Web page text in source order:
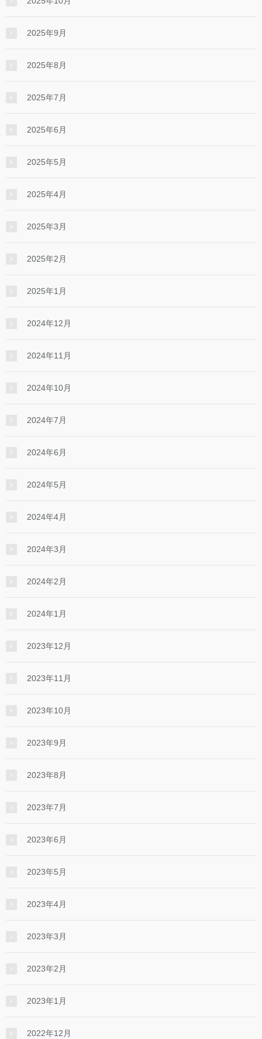
2025年9月
2025年8月
2025年7月
2025年6月
2025年5月
2025年4月
2025年3月
2025年2月
2025年1月
2024年12月
2024年11月
2024年10月
2024年7月
2024年6月
2024年5月
2024年4月
2024年3月
2024年2月
2024年1月
2023年12月
2023年11月
2023年10月
2023年9月
2023年8月
2023年7月
2023年6月
2023年5月
2023年4月
2023年3月
2023年2月
2023年1月
2022年12月